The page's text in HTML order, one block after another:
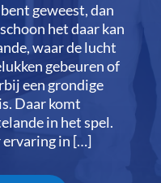
geweest, dan
het daar kan
waar de lucht
gebeuren of
een grondige
Daar komt
in het spel.​
ervaring in […]